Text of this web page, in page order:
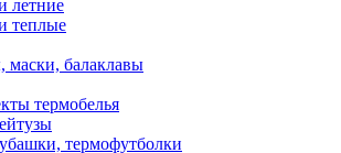
летние
теплые
балаклавы
термобелья
термофутболки